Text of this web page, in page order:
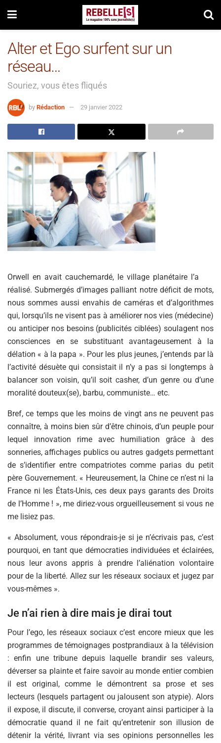
Alter et Ego surfent sur un
réseau…
Souriez, vous êtes fliqués
by Rédaction 29 janvier 2022
Orwell en avait cauchemardé, le village planétaire l’a
réalisé. Submergés d’images palliant notre déficit de mots,
nous sommes aussi envahis de caméras et d’algorithmes
qui, lorsqu’ils ne visent pas à améliorer nos vies (médecine)
ou anticiper nos besoins (publicités ciblées) soulagent nos
consciences en se substituant avantageusement à la
délation « à la papa ». Pour les plus jeunes, j’entends par là
l’activité désuète qui consistait il n’y a pas si longtemps à
balancer son voisin, qu’il soit casher, d’un genre ou d’une
moralité douteux(se), barbu, communiste… etc.
Bref, ce temps que les moins de vingt ans ne peuvent pas
connaître, à moins bien sûr d’être chinois, d’un peuple pour
lequel innovation rime avec humiliation grâce à des
sonneries, affichages publics ou autres gadgets permettant
de s’identifier entre compatriotes comme parias du petit
père Gouvernement. « Heureusement, la Chine ce n’est ni la
France ni les États-Unis, ces deux pays garants des Droits
de l’Homme ! », me diriez-vous orgueilleusement si vous ne
me lisiez pas.
« Absolument, vous répondrais-je si je n’écrivais pas, c’est
pourquoi, en tant que démocraties individuées et éclairées,
nous leur avons appris à prendre l’aliénation volontaire
pour de la liberté. Allez sur les réseaux sociaux et jugez par
vous-mêmes ».
Je n’ai rien à dire mais je dirai tout
Pour l’ego, les réseaux sociaux c’est encore mieux que les
programmes de témoignages postprandiaux à la télévision
: enfin une tribune depuis laquelle brandir ses valeurs,
déverser sa plainte et faire savoir au monde entier combien
il est original, comme le démontrent sa prose et ses
lecteurs (lesquels partagent ou jalousent son atypie). Alors
il expose, il discute, il converse, croyant ainsi participer à la
démocratie quand il ne fait qu’entretenir son illusion de
détenir la vérité, livrant via ses opinions personnelles les